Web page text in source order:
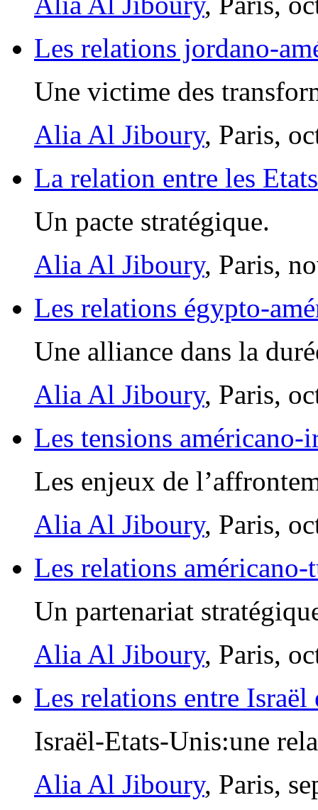
Les relations jordano-
Une victime des
Alia Al Jiboury, Paris,
La relation entre les
Un pacte stratégique.
Alia Al Jiboury, Paris,
Les relations égypto-
Une alliance dans la
Alia Al Jiboury, Paris,
Les tensions américano-
Les enjeux de
Alia Al Jiboury, Paris,
Les relations américano-
Un partenariat
Alia Al Jiboury, Paris,
Les relations entre Israël
Israël-Etats-Unis:une
Alia Al Jiboury, Paris,